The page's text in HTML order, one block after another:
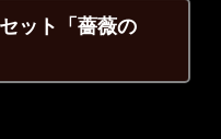
ット「薔薇の